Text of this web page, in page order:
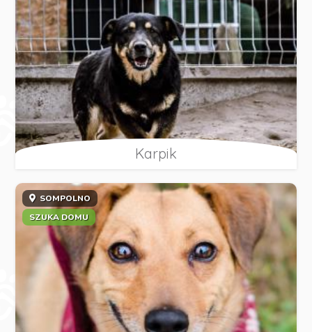
Karpik
SOMPOLNO
SZUKA DOMU